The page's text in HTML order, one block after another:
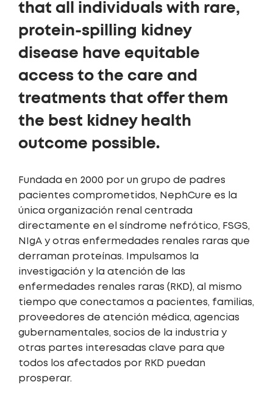
that all individuals with rare,
protein-spilling kidney
disease have equitable
access to the care and
treatments that offer them
the best kidney health
outcome possible.
Fundada en 2000 por un grupo de padres
pacientes comprometidos, NephCure es la
única organización renal centrada
directamente en el síndrome nefrótico, FSGS,
NIgA y otras enfermedades renales raras que
derraman proteínas. Impulsamos la
investigación y la atención de las
enfermedades renales raras (RKD), al mismo
tiempo que conectamos a pacientes, familias,
proveedores de atención médica, agencias
gubernamentales, socios de la industria y
otras partes interesadas clave para que
todos los afectados por RKD puedan
prosperar.